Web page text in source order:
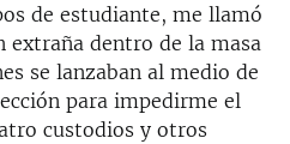
de estudiante, me llamó
extraña dentro de la masa
se lanzaban al medio de
para impedirme el
custodios y otros